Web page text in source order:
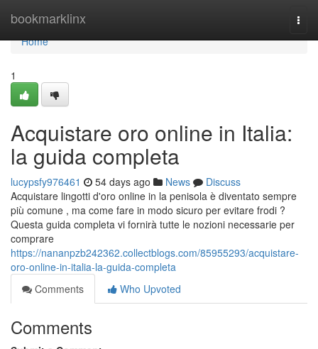
bookmarklinx
Home
Home
1
Acquistare oro online in Italia:
la guida completa
lucypsfy976461 54 days ago News
Discuss
Acquistare lingotti d'oro online in la penisola è diventato sempre
più comune , ma come fare in modo sicuro per evitare frodi ?
Questa guida completa vi fornirà tutte le nozioni necessarie per
comprare
https://nananpzb242362.collectblogs.com/85955293/acquistare-
oro-online-in-italia-la-guida-completa
Comments
Who Upvoted
Comments